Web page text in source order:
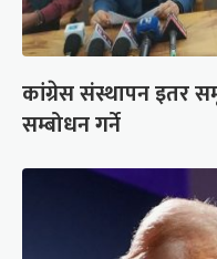
कांग्रेस संस्थापन इतर
सम्बोधन गर्ने